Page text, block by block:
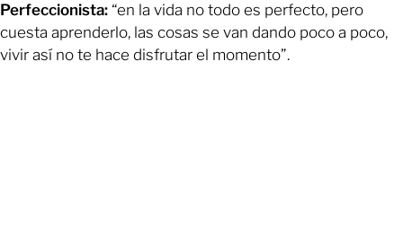
Perfeccionista: “en la vida no todo es perfecto, pero
cuesta aprenderlo, las cosas se van dando poco a poco,
vivir así no te hace disfrutar el momento”.